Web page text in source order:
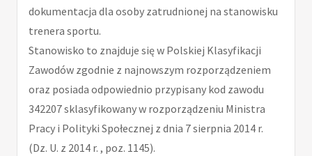
dokumentacja dla osoby zatrudnionej na stanowisku
trenera sportu.
Stanowisko to znajduje się w Polskiej Klasyfikacji
Zawodów zgodnie z najnowszym rozporządzeniem
oraz posiada odpowiednio przypisany kod zawodu
342207 sklasyfikowany w rozporządzeniu Ministra
Pracy i Polityki Społecznej z dnia 7 sierpnia 2014 r.
(Dz. U. z 2014 r. , poz. 1145).